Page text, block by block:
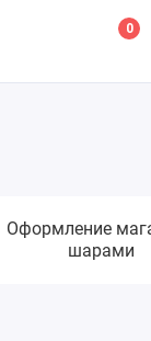
0
Оформление
шарами